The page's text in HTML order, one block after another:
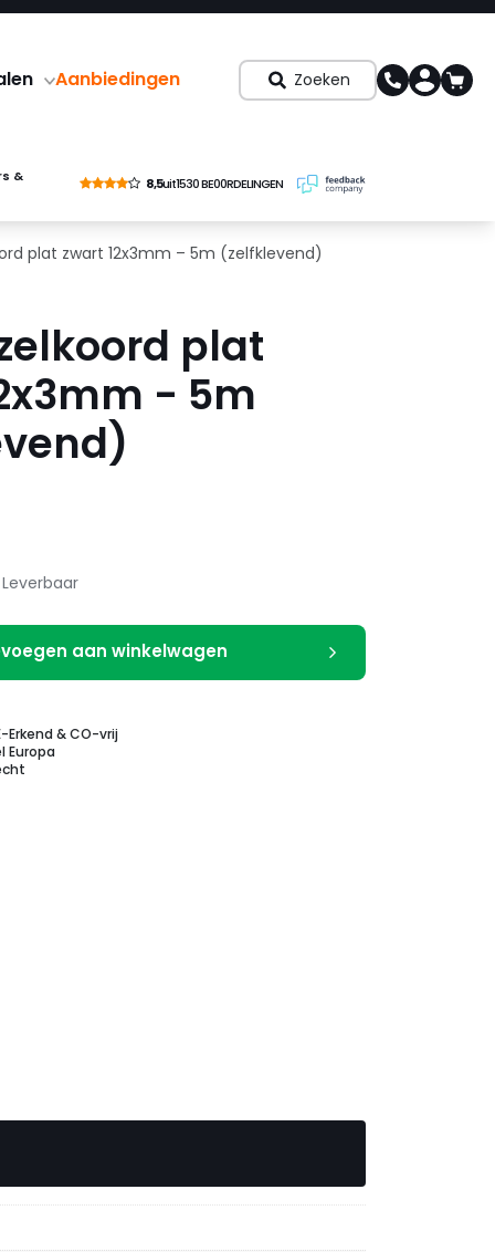
Aanbiedingen Zoeken
&
8,5uit1530 BE00RDELINGEN
plat zwart 12x3mm – 5m (zelfklevend)
plat
- 5m
Leverbaar
aan winkelwagen
Erkend & CO-vrij
Europa